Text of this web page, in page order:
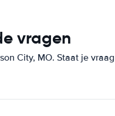
vragen
City, MO. Staat je